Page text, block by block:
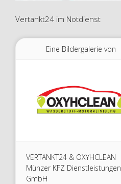
Vertankt24 im Notdienst
Eine Bildergalerie von
VERTANKT24 & OXYHCLEAN
Münzer KFZ Dienstleistungen
GmbH